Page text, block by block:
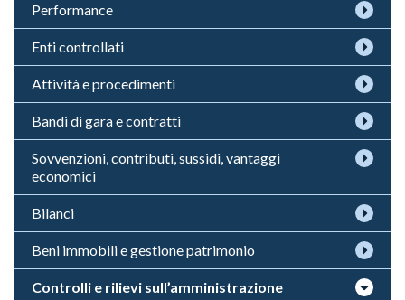
Performance
Enti controllati
Attività e procedimenti
Bandi di gara e contratti
Sovvenzioni, contributi, sussidi, vantaggi
economici
Bilanci
Beni immobili e gestione patrimonio
Controlli e rilievi sull’amministrazione